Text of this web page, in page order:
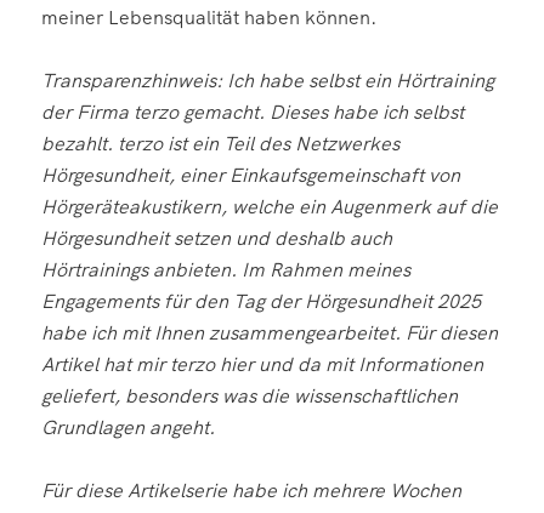
meiner Lebensqualität haben können.
Transparenzhinweis: Ich habe selbst ein Hörtraining
der Firma terzo gemacht. Dieses habe ich selbst
bezahlt. terzo ist ein Teil des Netzwerkes
Hörgesundheit, einer Einkaufsgemeinschaft von
Hörgeräteakustikern, welche ein Augenmerk auf die
Hörgesundheit setzen und deshalb auch
Hörtrainings anbieten. Im Rahmen meines
Engagements für den Tag der Hörgesundheit 2025
habe ich mit Ihnen zusammengearbeitet. Für diesen
Artikel hat mir terzo hier und da mit Informationen
geliefert, besonders was die wissenschaftlichen
Grundlagen angeht.
Für diese Artikelserie habe ich mehrere Wochen